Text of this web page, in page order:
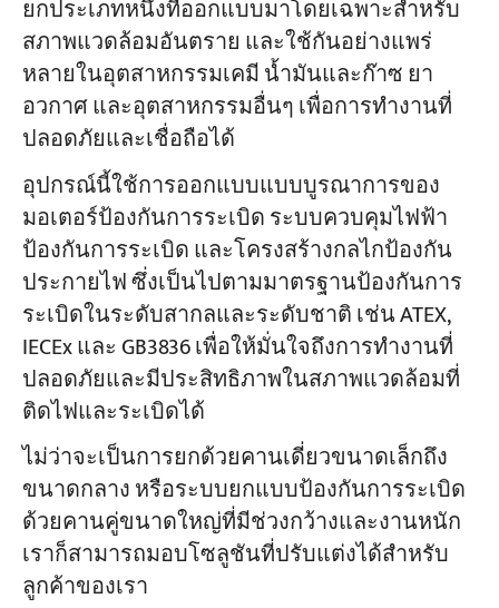
โครงการ
บล็อก
ข่าว
การใช้งาน
เกี่ยวกับเรา
ติดต่อเรา
ยกประเภทหนึ่งที่ออกแบบมาโดยเฉพาะสำหรับ
สภาพแวดล้อมอันตราย และใช้กันอย่างแพร่
หลายในอุตสาหกรรมเคมี น้ำมันและก๊าซ ยา
อวกาศ และอุตสาหกรรมอื่นๆ เพื่อการทำงานที่
ปลอดภัยและเชื่อถือได้
อุปกรณ์นี้ใช้การออกแบบแบบบูรณาการของ
มอเตอร์ป้องกันการระเบิด ระบบควบคุมไฟฟ้า
ป้องกันการระเบิด และโครงสร้างกลไกป้องกัน
ประกายไฟ ซึ่งเป็นไปตามมาตรฐานป้องกันการ
ระเบิดในระดับสากลและระดับชาติ เช่น ATEX,
IECEx และ GB3836 เพื่อให้มั่นใจถึงการทำงานที่
ปลอดภัยและมีประสิทธิภาพในสภาพแวดล้อมที่
ติดไฟและระเบิดได้
ไม่ว่าจะเป็นการยกด้วยคานเดี่ยวขนาดเล็กถึง
ขนาดกลาง หรือระบบยกแบบป้องกันการระเบิด
ด้วยคานคู่ขนาดใหญ่ที่มีช่วงกว้างและงานหนัก
เราก็สามารถมอบโซลูชันที่ปรับแต่งได้สำหรับ
ลูกค้าของเรา